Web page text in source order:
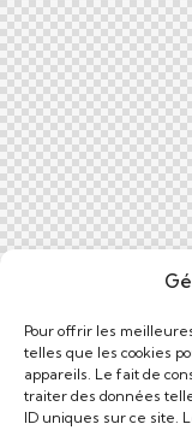
Pour offrir les
telles que les cookies
appareils. Le fait de
traiter des données
ID uniques sur ce site.